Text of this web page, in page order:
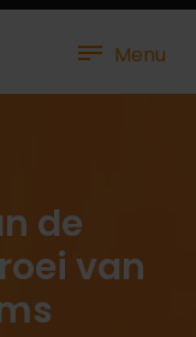
Menu
de
van